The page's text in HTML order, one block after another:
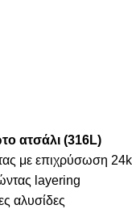
ατσάλι (316L)
με επιχρύσωση 24k
layering
αλυσίδες